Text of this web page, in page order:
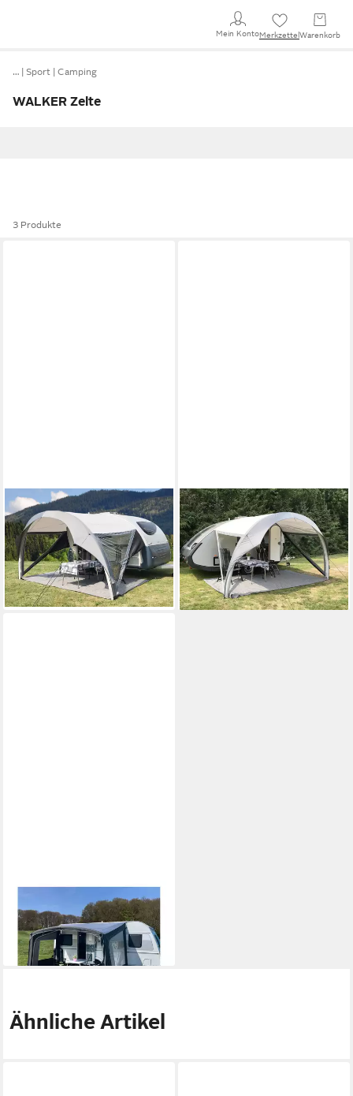
Mein KontoMerkzettel Warenkorb
… Sport Camping
WALKER Zelte
3 Produkte
WALKER
Vorzelt Walker - Sunflexx für
Action 341/361 -
Aufblasbares Sonnendach
699,00 €
lieferbar - in 2-3 Werktagen bei dir
WALKER
Vorzelt Walker Sunflexx für
T@B 400 - Aufblasbares
Sonnendach
699,00 €
lieferbar - in 2-3 Werktagen bei dir
Vorzelt Walker Active 400
749,00 € UVP849,00 €
-12%
lieferbar - in 2-3 Werktagen bei dir
Ähnliche Artikel